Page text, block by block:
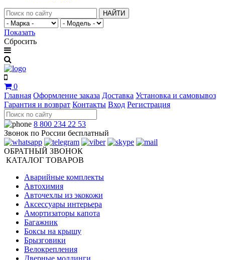
НАЙТИ
Показать
Сбросить
0
Главная Оформление заказа Доставка Установка и самовывоз
Гарантия и возврат Контакты Вход Регистрация
8 800 234 22 53
Звонок по России бесплатный
ОБРАТНЫЙ ЗВОНОК
КАТАЛОГ ТОВАРОВ
Аварийные комплекты
Автохимия
Авточехлы из экокожи
Аксессуары интерьера
Амортизаторы капота
Багажник
Боксы на крышу
Брызговики
Велокрепления
Дверные молдинги